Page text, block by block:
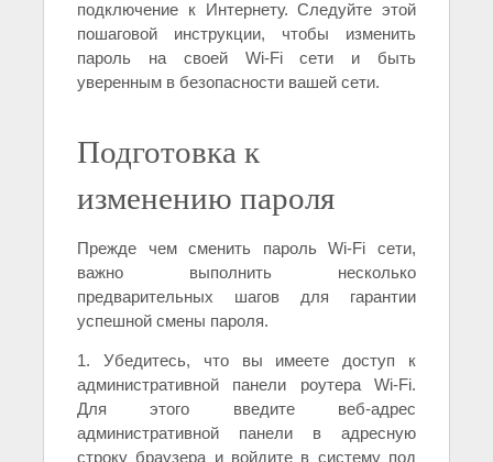
подключение к Интернету. Следуйте этой
пошаговой инструкции, чтобы изменить
пароль на своей Wi-Fi сети и быть
уверенным в безопасности вашей сети.
Подготовка к
изменению пароля
Прежде чем сменить пароль Wi-Fi сети,
важно выполнить несколько
предварительных шагов для гарантии
успешной смены пароля.
1. Убедитесь, что вы имеете доступ к
административной панели роутера Wi-Fi.
Для этого введите веб-адрес
административной панели в адресную
строку браузера и войдите в систему под